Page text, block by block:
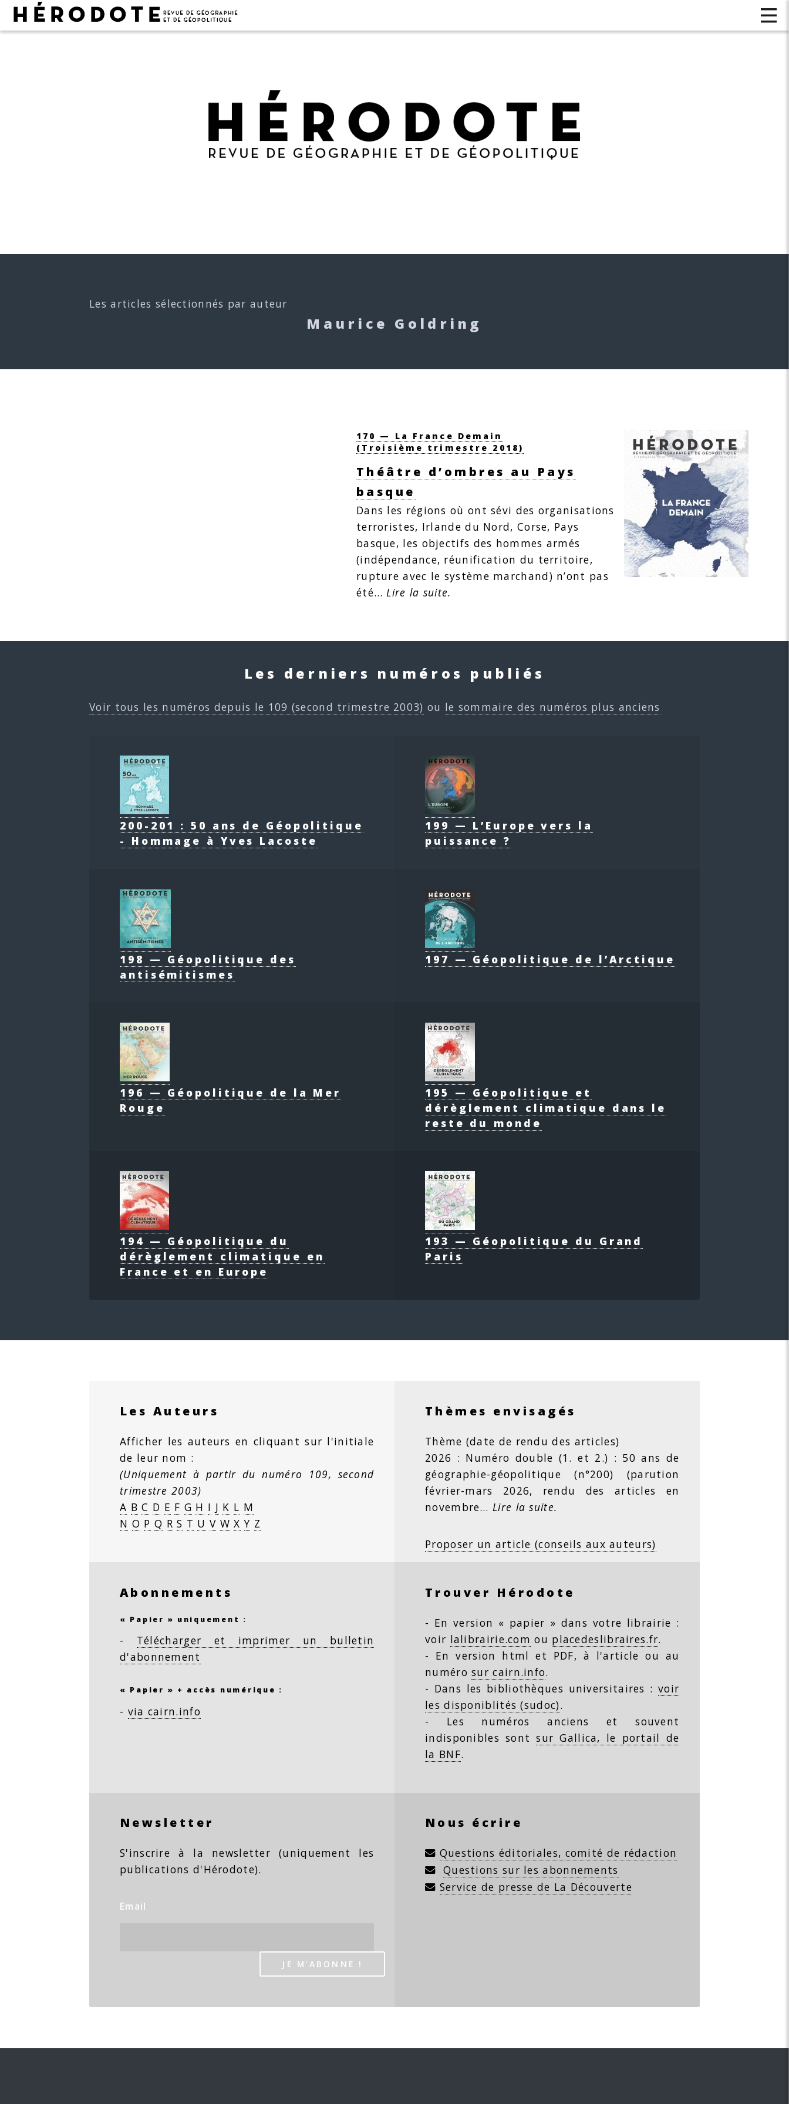
Les articles sélectionnés par auteur
Maurice Goldring
170 — La France Demain
(Troisième trimestre 2018)
Théâtre d’ombres au Pays
basque
Dans les régions où ont sévi des organisations
terroristes, Irlande du Nord, Corse, Pays
basque, les objectifs des hommes armés
(indépendance, réunification du territoire,
rupture avec le système marchand) n’ont pas
été… Lire la suite.
Les derniers numéros publiés
Voir tous les numéros depuis le 109 (second trimestre 2003) ou le sommaire des numéros plus anciens
200-201 : 50 ans de Géopolitique
- Hommage à Yves Lacoste
199 — L’Europe vers la
puissance ?
198 — Géopolitique des
antisémitismes
197 — Géopolitique de l’Arctique
196 — Géopolitique de la Mer
Rouge
195 — Géopolitique et
dérèglement climatique dans le
reste du monde
194 — Géopolitique du
dérèglement climatique en
France et en Europe
193 — Géopolitique du Grand
Paris
Les Auteurs
Afficher les auteurs en cliquant sur l'initiale
de leur nom :
(Uniquement à partir du numéro 109, second
trimestre 2003)
A B C D E F G H I J K L M
N O P Q R S T U V W X Y Z
Thèmes envisagés
Thème (date de rendu des articles)
2026 : Numéro double (1. et 2.) : 50 ans de
géographie-géopolitique (n°200) (parution
février-mars 2026, rendu des articles en
novembre…Lire la suite.
Proposer un article (conseils aux auteurs)
Abonnements
« Papier » uniquement :
- Télécharger et imprimer un bulletin
d'abonnement
« Papier » + accès numérique :
- via cairn.info
Trouver Hérodote
- En version « papier » dans votre librairie :
voir lalibrairie.com ou placedeslibraires.fr.
- En version html et PDF, à l'article ou au
numérosur cairn.info.
- Dans les bibliothèques universitaires :voir
les disponiblités (sudoc).
- Les numéros anciens et souvent
indisponibles sontsur Gallica, le portail de
la BNF.
Newsletter
S'inscrire à la newsletter (uniquement les
publications d'Hérodote).
Email
Nous écrire
Questions éditoriales, comité de rédaction
Questions sur les abonnements
Service de presse de La Découverte